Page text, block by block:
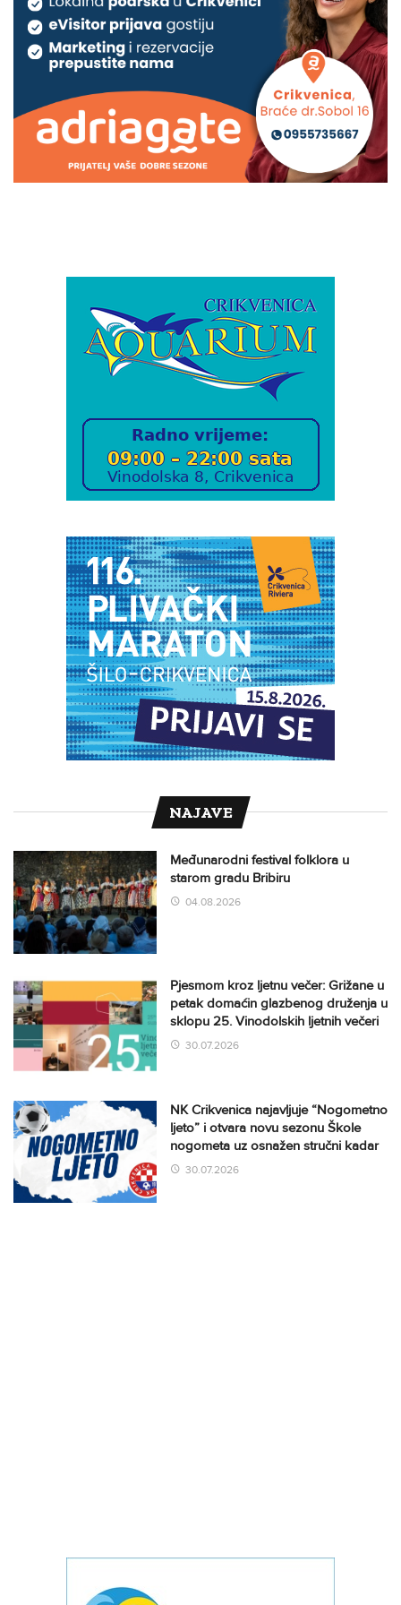
NAJAVE
Međunarodni festival folklora u
starom gradu Bribiru
04.08.2026
Pjesmom kroz ljetnu večer: Grižane u
petak domaćin glazbenog druženja u
sklopu 25. Vinodolskih ljetnih večeri
30.07.2026
NK Crikvenica najavljuje “Nogometno
ljeto” i otvara novu sezonu Škole
nogometa uz osnažen stručni kadar
30.07.2026